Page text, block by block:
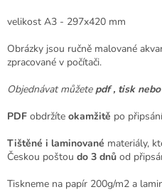
velikost A3 - 297x420 mm
Obrázky jsou ručně malované
zpracované v počítači.
Objednávat můžetepdf , tisk
PDF obdržíte okamžitě po
Tištěné i laminované materiály,
Českou poštou do 3 dnů od
Tiskneme na papír 200g/m2 a